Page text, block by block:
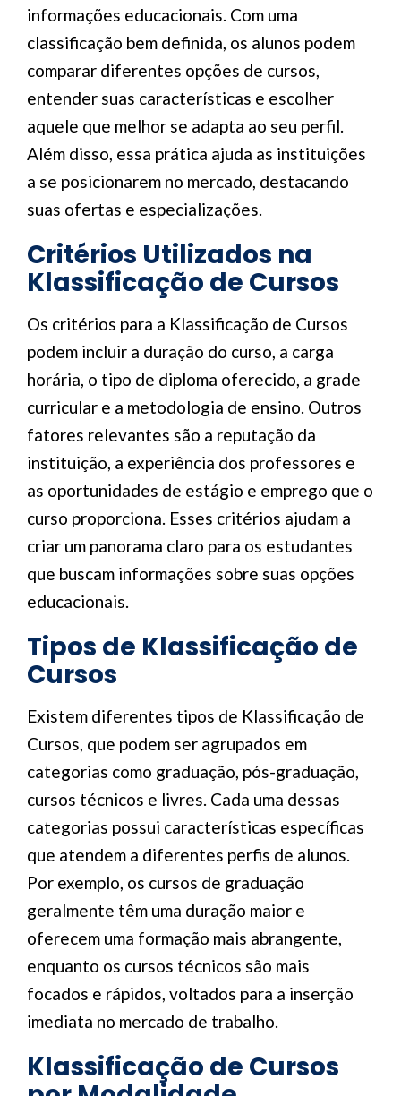
informações educacionais. Com uma
classificação bem definida, os alunos podem
comparar diferentes opções de cursos,
entender suas características e escolher
aquele que melhor se adapta ao seu perfil.
Além disso, essa prática ajuda as instituições
a se posicionarem no mercado, destacando
suas ofertas e especializações.
Critérios Utilizados na
Klassificação de Cursos
Os critérios para a Klassificação de Cursos
podem incluir a duração do curso, a carga
horária, o tipo de diploma oferecido, a grade
curricular e a metodologia de ensino. Outros
fatores relevantes são a reputação da
instituição, a experiência dos professores e
as oportunidades de estágio e emprego que o
curso proporciona. Esses critérios ajudam a
criar um panorama claro para os estudantes
que buscam informações sobre suas opções
educacionais.
Tipos de Klassificação de
Cursos
Existem diferentes tipos de Klassificação de
Cursos, que podem ser agrupados em
categorias como graduação, pós-graduação,
cursos técnicos e livres. Cada uma dessas
categorias possui características específicas
que atendem a diferentes perfis de alunos.
Por exemplo, os cursos de graduação
geralmente têm uma duração maior e
oferecem uma formação mais abrangente,
enquanto os cursos técnicos são mais
focados e rápidos, voltados para a inserção
imediata no mercado de trabalho.
Klassificação de Cursos